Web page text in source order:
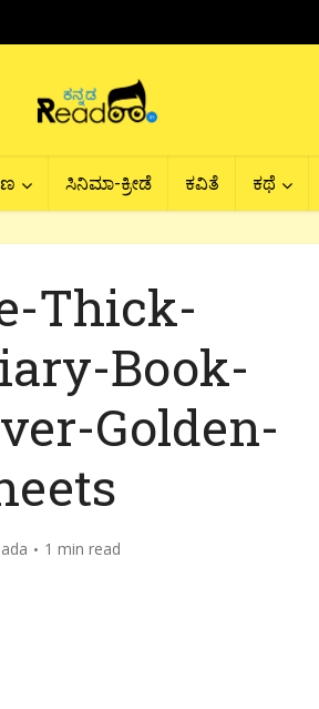
ಸಿನಿಮಾ-ಕ್ರೀಡೆ ಕವಿತೆ ಕಥೆ
Thick-
Book-
Golden-
1 min read